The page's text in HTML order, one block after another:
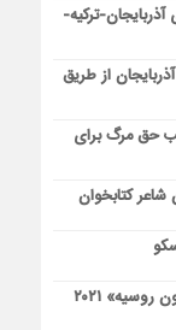
ترکیه-
از طریق
حق مرگ برای
کتابخوان
۲۰۲۱